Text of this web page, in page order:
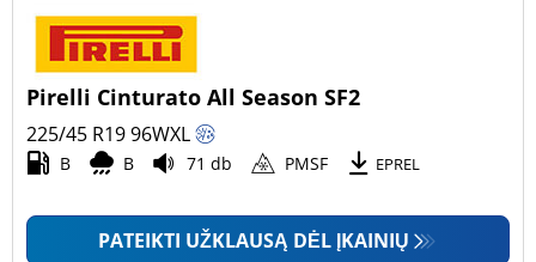
Pirelli Cinturato All Season SF2
225/45 R1996WXL
B B 71 db PMSF EPREL
PATEIKTI UŽKLAUSĄ DĖL ĮKAINIŲ